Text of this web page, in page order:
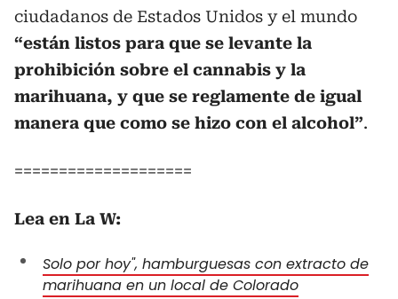
ciudadanos de Estados Unidos y el mundo
“están listos para que se levante la
prohibición sobre el cannabis y la
marihuana, y que se reglamente de igual
manera que como se hizo con el alcohol”.
====================
Lea en La W:
Solo por hoy", hamburguesas con extracto de
marihuana en un local de Colorado